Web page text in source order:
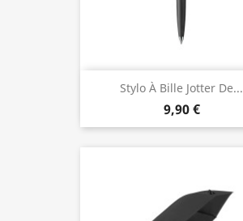
Stylo À Bille Jotter De...
9,90 €